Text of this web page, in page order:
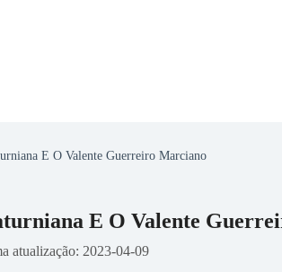
E O Valente Guerreiro Marciano
E O Valente
atualização: 2023-04-09